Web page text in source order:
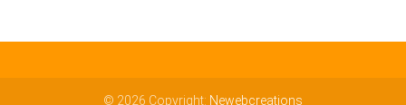
© 2026 Copyright: Newebcreations